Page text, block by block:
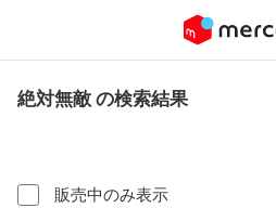
絶対無敵 の検索結果
販売中のみ表示